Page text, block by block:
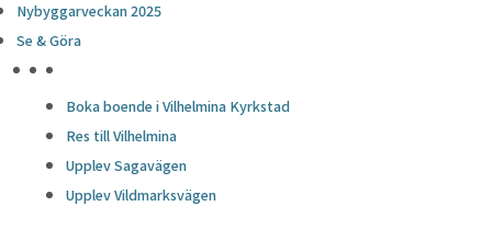
Nybyggarveckan 2025
Se & Göra
Boka boende i Vilhelmina Kyrkstad
Res till Vilhelmina
Upplev Sagavägen
Upplev Vildmarksvägen